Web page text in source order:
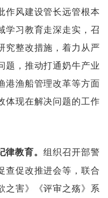
作风建设管长远管根本
学习教育走深走实，召
究整改措施，着力从严
题，推动打通奶牛产业
港渔船管理改革等方面
体现在解决问题的工作
律教育。组织召开部警
查促改推进会等，联合
之害》《评审之殇》系